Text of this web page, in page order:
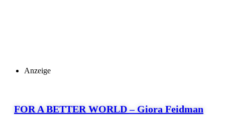
Anzeige
FOR A BETTER WORLD – Giora Feidman